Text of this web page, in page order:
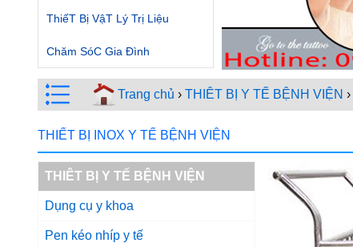
ThiếT Bị VậT Lý Trị Liệu
Chăm SóC Gia Đình
Trang chủ › THIÊT BỊ Y TẾ BỆNH VIỆN ›
THIẾT BỊ INOX Y TẾ BỆNH VIỆN
THIÊT BỊ Y TẾ BỆNH VIỆN
Dụng cụ y khoa
Pen kéo nhíp y tế